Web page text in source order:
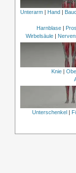
Unterarm| Hand|
Harnblase|
Wirbelsäule |
Knie
Unterschenkel